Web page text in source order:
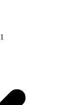
1